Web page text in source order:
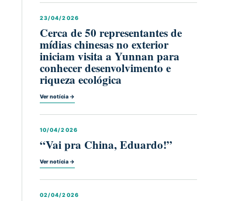
23/04/2026
Cerca de 50 representantes de
mídias chinesas no exterior
iniciam visita a Yunnan para
conhecer desenvolvimento e
riqueza ecológica
Ver notícia →
10/04/2026
“Vai pra China, Eduardo!”
Ver notícia →
02/04/2026